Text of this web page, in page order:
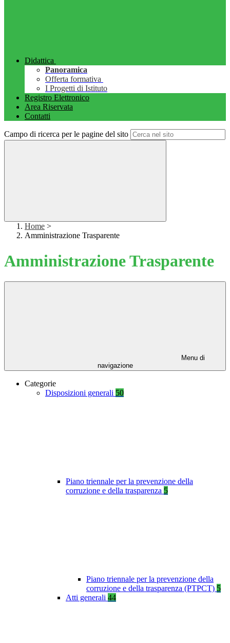
Didattica
Panoramica
Offerta formativa
I Progetti di Istituto
Registro Elettronico
Area Riservata
Contatti
Campo di ricerca per le pagine del sito
Home >
Amministrazione Trasparente
Amministrazione Trasparente
Menu di
navigazione
Categorie
Disposizioni generali 50
Piano triennale per la prevenzione della
corruzione e della trasparenza 5
Piano triennale per la prevenzione della
corruzione e della trasparenza (PTPCT) 5
Atti generali 44